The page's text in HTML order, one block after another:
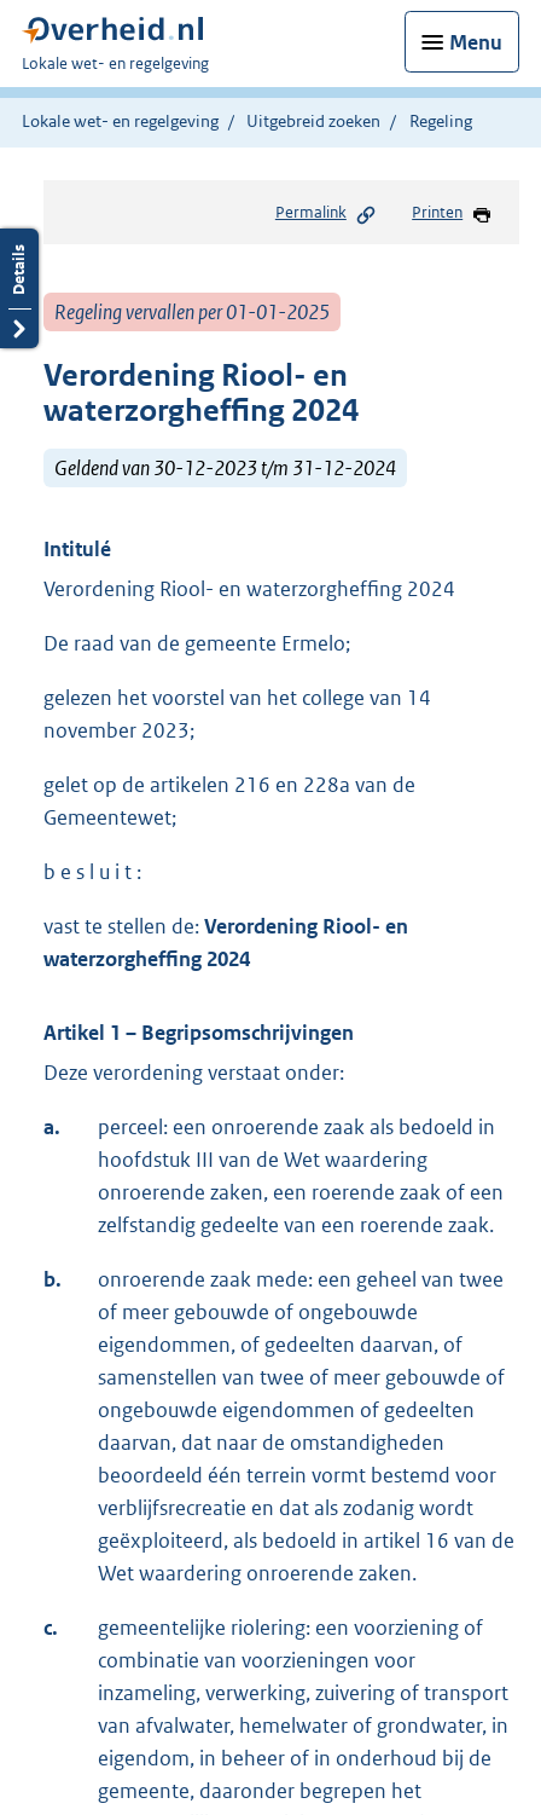
Menu
U
bent
hier:
Lokale wet- en regelgeving
Lokale wet- en regelgeving Uitgebreid zoeken Regeling
Permalink Printen
Regeling vervallen per 01-01-2025
Verordening Riool- en
waterzorgheffing 2024
Geldend van 30-12-2023 t/m 31-12-2024
Intitulé
Verordening Riool- en waterzorgheffing 2024
De raad van de gemeente Ermelo;
gelezen het voorstel van het college van 14
november 2023;
gelet op de artikelen 216 en 228a van de
Gemeentewet;
b e s l u i t :
vast te stellen de:Verordening Riool- en
waterzorgheffing 2024
Artikel 1 – Begripsomschrijvingen
Deze verordening verstaat onder:
a.
perceel: een onroerende zaak als bedoeld in
hoofdstuk III van de Wet waardering
onroerende zaken, een roerende zaak of een
zelfstandig gedeelte van een roerende zaak.
b.
onroerende zaak mede: een geheel van twee
of meer gebouwde of ongebouwde
eigendommen, of gedeelten daarvan, of
samenstellen van twee of meer gebouwde of
ongebouwde eigendommen of gedeelten
daarvan, dat naar de omstandigheden
beoordeeld één terrein vormt bestemd voor
verblijfsrecreatie en dat als zodanig wordt
geëxploiteerd, als bedoeld in artikel 16 van de
Wet waardering onroerende zaken.
c.
gemeentelijke riolering: een voorziening of
combinatie van voorzieningen voor
inzameling, verwerking, zuivering of transport
van afvalwater, hemelwater of grondwater, in
eigendom, in beheer of in onderhoud bij de
gemeente, daaronder begrepen het